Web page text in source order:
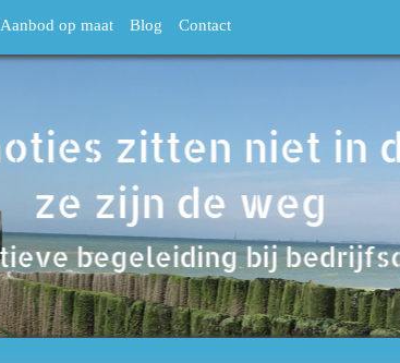
Aanbod op maat Blog Contact